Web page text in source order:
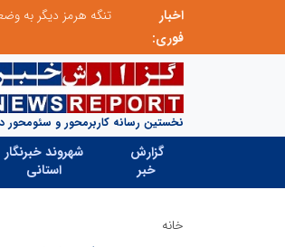
اخبار
فوری:
نخستین رسانه کاربرمحور و سئومحور
گزارش
خبر
شهروند خبرنگار
استانی
خانه